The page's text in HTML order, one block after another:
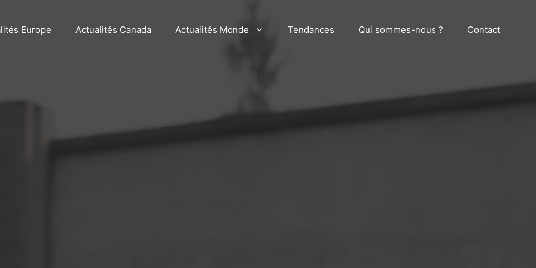
Europe Actualités Canada Actualités Monde Tendances Qui sommes-nous ? Contact